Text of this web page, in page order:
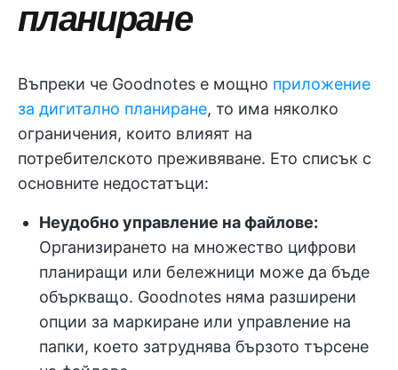
планиране
Въпреки че Goodnotes е мощно приложение
за дигитално планиране, то има няколко
ограничения, които влияят на
потребителското преживяване. Ето списък с
основните недостатъци:
Неудобно управление на файлове:
Организирането на множество цифрови
планиращи или бележници може да бъде
объркващо. Goodnotes няма разширени
опции за маркиране или управление на
папки, което затруднява бързото търсене